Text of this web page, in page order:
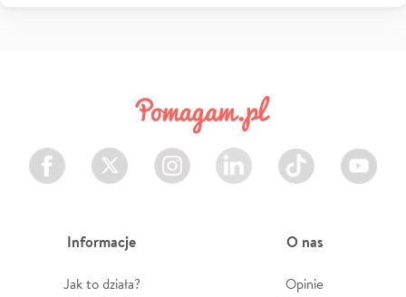
Facebook Twitter Instagram LinkedIn TikTok Youtube
Informacje
Jak to działa?
O nas
Opinie